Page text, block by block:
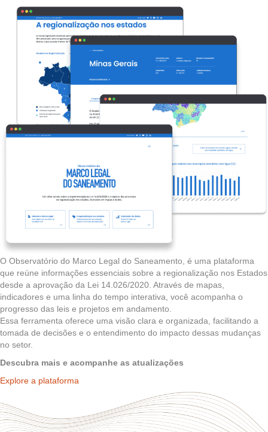
O Observatório do Marco Legal do Saneamento, é uma plataforma
que reúne informações essenciais sobre a regionalização nos Estados
desde a aprovação da Lei 14.026/2020. Através de mapas,
indicadores e uma linha do tempo interativa, você acompanha o
progresso das leis e projetos em andamento.
Essa ferramenta oferece uma visão clara e organizada, facilitando a
tomada de decisões e o entendimento do impacto dessas mudanças
no setor.
Descubra mais e acompanhe as atualizações
Explore a plataforma